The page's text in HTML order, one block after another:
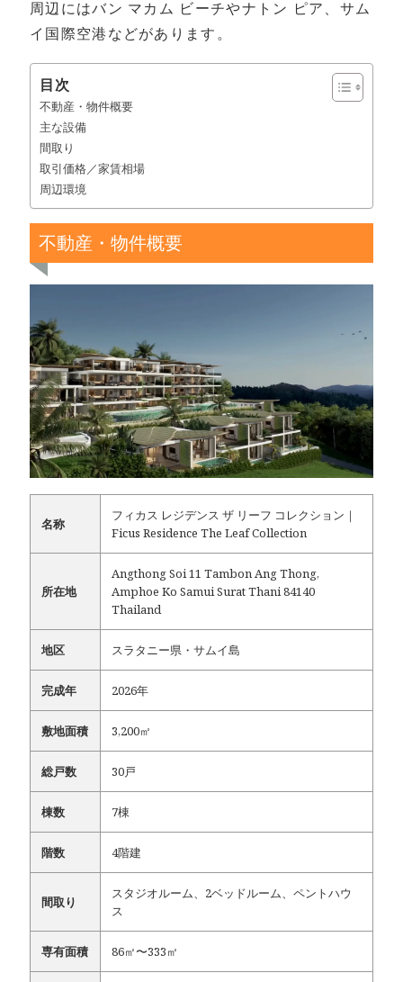
周辺にはバン マカム ビーチやナトン ピア、サム
イ国際空港などがあります。
目次
不動産・物件概要
主な設備
間取り
取引価格／家賃相場
周辺環境
不動産・物件概要
名称
フィカス レジデンス ザ リーフ コレクション｜
Ficus Residence The Leaf Collection
所在地
Angthong Soi 11 Tambon Ang Thong,
Amphoe Ko Samui Surat Thani 84140
Thailand
地区 スラタニー県・サムイ島
完成年 2026年
敷地面積 3,200㎡
総戸数 30戸
棟数 7棟
階数 4階建
間取り
スタジオルーム、2ベッドルーム、ペントハウ
ス
専有面積 86㎡〜333㎡